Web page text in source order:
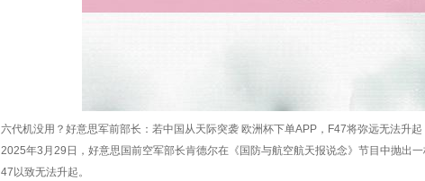
六代机没用？好意思军前部长：若中国从天际突袭 欧洲杯下单APP，F47将弥远无法升起
2025年3月29日，好意思国前空军部长肯德尔在《国防与航空航天报说念》节目中抛出
47以致无法升起。